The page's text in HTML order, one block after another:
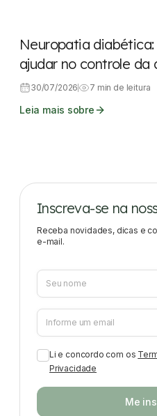
Neuropatia
ajudar no controle da
30/07/2026 7 min de leitura
Leia mais sobre
Inscreva-se na
Receba novidades, dicas e
e-mail.
Li e concordo com os
Privacidade
Me